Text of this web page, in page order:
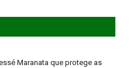
Maranata que protege as